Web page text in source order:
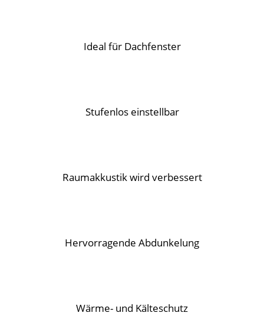
Ideal für Dachfenster
Stufenlos einstellbar
Raumakkustik wird verbessert
Hervorragende Abdunkelung
Wärme- und Kälteschutz